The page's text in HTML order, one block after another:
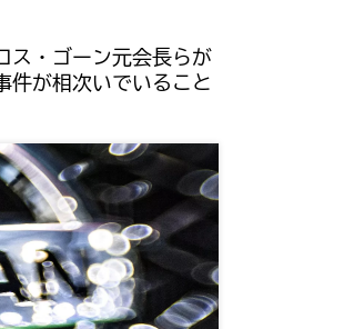
ス・ゴーン元会長らが
件が相次いでいること